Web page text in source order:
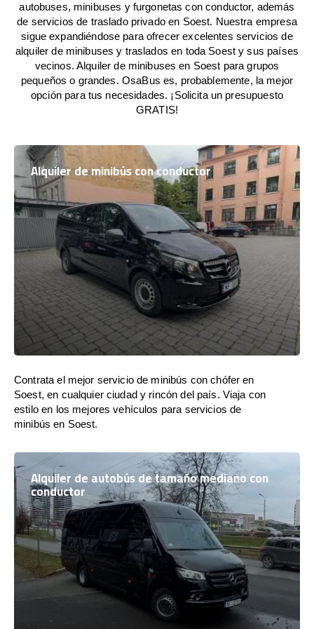
autobuses, minibuses y furgonetas con conductor, además
de servicios de traslado privado en Soest. Nuestra empresa
sigue expandiéndose para ofrecer excelentes servicios de
alquiler de minibuses y traslados en toda Soest y sus países
vecinos. Alquiler de minibuses en Soest para grupos
pequeños o grandes. OsaBus es, probablemente, la mejor
opción para tus necesidades. ¡Solicita un presupuesto
GRATIS!
Alquiler de minibús con conductor
Contrata el mejor servicio de minibús con chófer en
Soest, en cualquier ciudad y rincón del país. Viaja con
estilo en los mejores vehículos para servicios de
minibús en Soest.
Alquiler de autobús de tamaño mediano con
conductor